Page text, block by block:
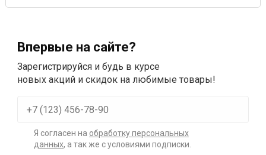
Впервые на сайте?
Зарегистрируйся и будь в курсе
новых акций и скидок на любимые товары!
Я согласен на обработку персональных
данных, а так же с условиями подписки.